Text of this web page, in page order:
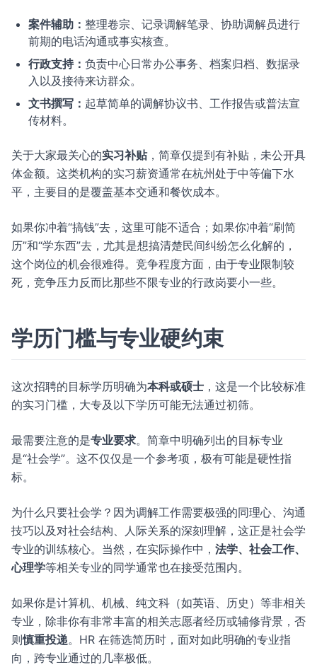
案件辅助： 整理卷宗、记录调解笔录、协助调解员进行
前期的电话沟通或事实核查。
行政支持： 负责中心日常办公事务、档案归档、数据录
入以及接待来访群众。
文书撰写： 起草简单的调解协议书、工作报告或普法宣
传材料。
关于大家最关心的实习补贴，简章仅提到有补贴，未公开具
体金额。这类机构的实习薪资通常在杭州处于中等偏下水
平，主要目的是覆盖基本交通和餐饮成本。
如果你冲着“搞钱”去，这里可能不适合；如果你冲着“刷简
历”和“学东西”去，尤其是想搞清楚民间纠纷怎么化解的，
这个岗位的机会很难得。竞争程度方面，由于专业限制较
死，竞争压力反而比那些不限专业的行政岗要小一些。
学历门槛与专业硬约束
这次招聘的目标学历明确为本科或硕士 ，这是一个比较标准
的实习门槛，大专及以下学历可能无法通过初筛。
最需要注意的是专业要求。简章中明确列出的目标专业
是“社会学”。这不仅仅是一个参考项，极有可能是硬性指
标。
为什么只要社会学？因为调解工作需要极强的同理心、沟通
技巧以及对社会结构、人际关系的深刻理解，这正是社会学
专业的训练核心。当然，在实际操作中， 法学、社会工作、
心理学等相关专业的同学通常也在接受范围内。
如果你是计算机、机械、纯文科（如英语、历史）等非相关
专业，除非你有非常丰富的相关志愿者经历或辅修背景，否
则慎重投递。HR 在筛选简历时，面对如此明确的专业指
向，跨专业通过的几率极低。